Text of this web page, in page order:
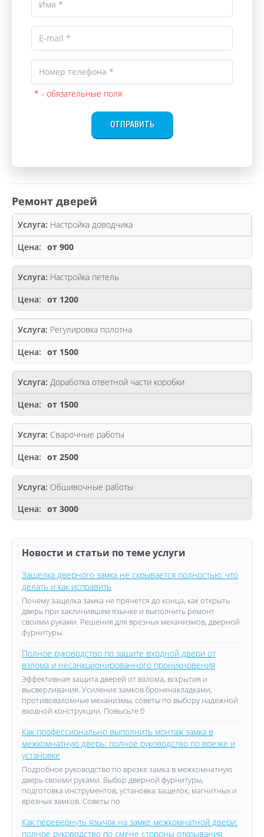
* - обязательные поля
ОТПРАВИТЬ
Ремонт дверей
Настройка доводчика
от 900
Настройка петель
от 1200
Регулировка полотна
от 1500
Доработка ответной части коробки
от 1500
Сварочные работы
от 2500
Обшивочные работы
от 3000
Новости и статьи по теме услуги
Защелка дверного замка не скрывается полностью: что
делать и как исправить
Почему защелка замка не прячется до конца, как открыть
дверь при заклинившем язычке и выполнить ремонт
своими руками. Решения для врезных механизмов, дверной
фурнитуры.
Полное руководство по защите входной двери от
взлома и несанкционированного проникновения
Эффективная защита дверей от взлома, вскрытия и
высверливания. Усиление замков броненакладками,
противовзломные механизмы, советы по выбору надежной
входной конструкции. Повысьте б
Как профессионально выполнить монтаж замка в
межкомнатную дверь: полное руководство по врезке и
установке
Подробное руководство по врезке замка в межкомнатную
дверь своими руками. Выбор дверной фурнитуры,
подготовка инструментов, установка защелок, магнитных и
врезных замков. Советы по
Как перевернуть язычок на замке межкомнатной двери:
полное руководство по смене стороны открывания